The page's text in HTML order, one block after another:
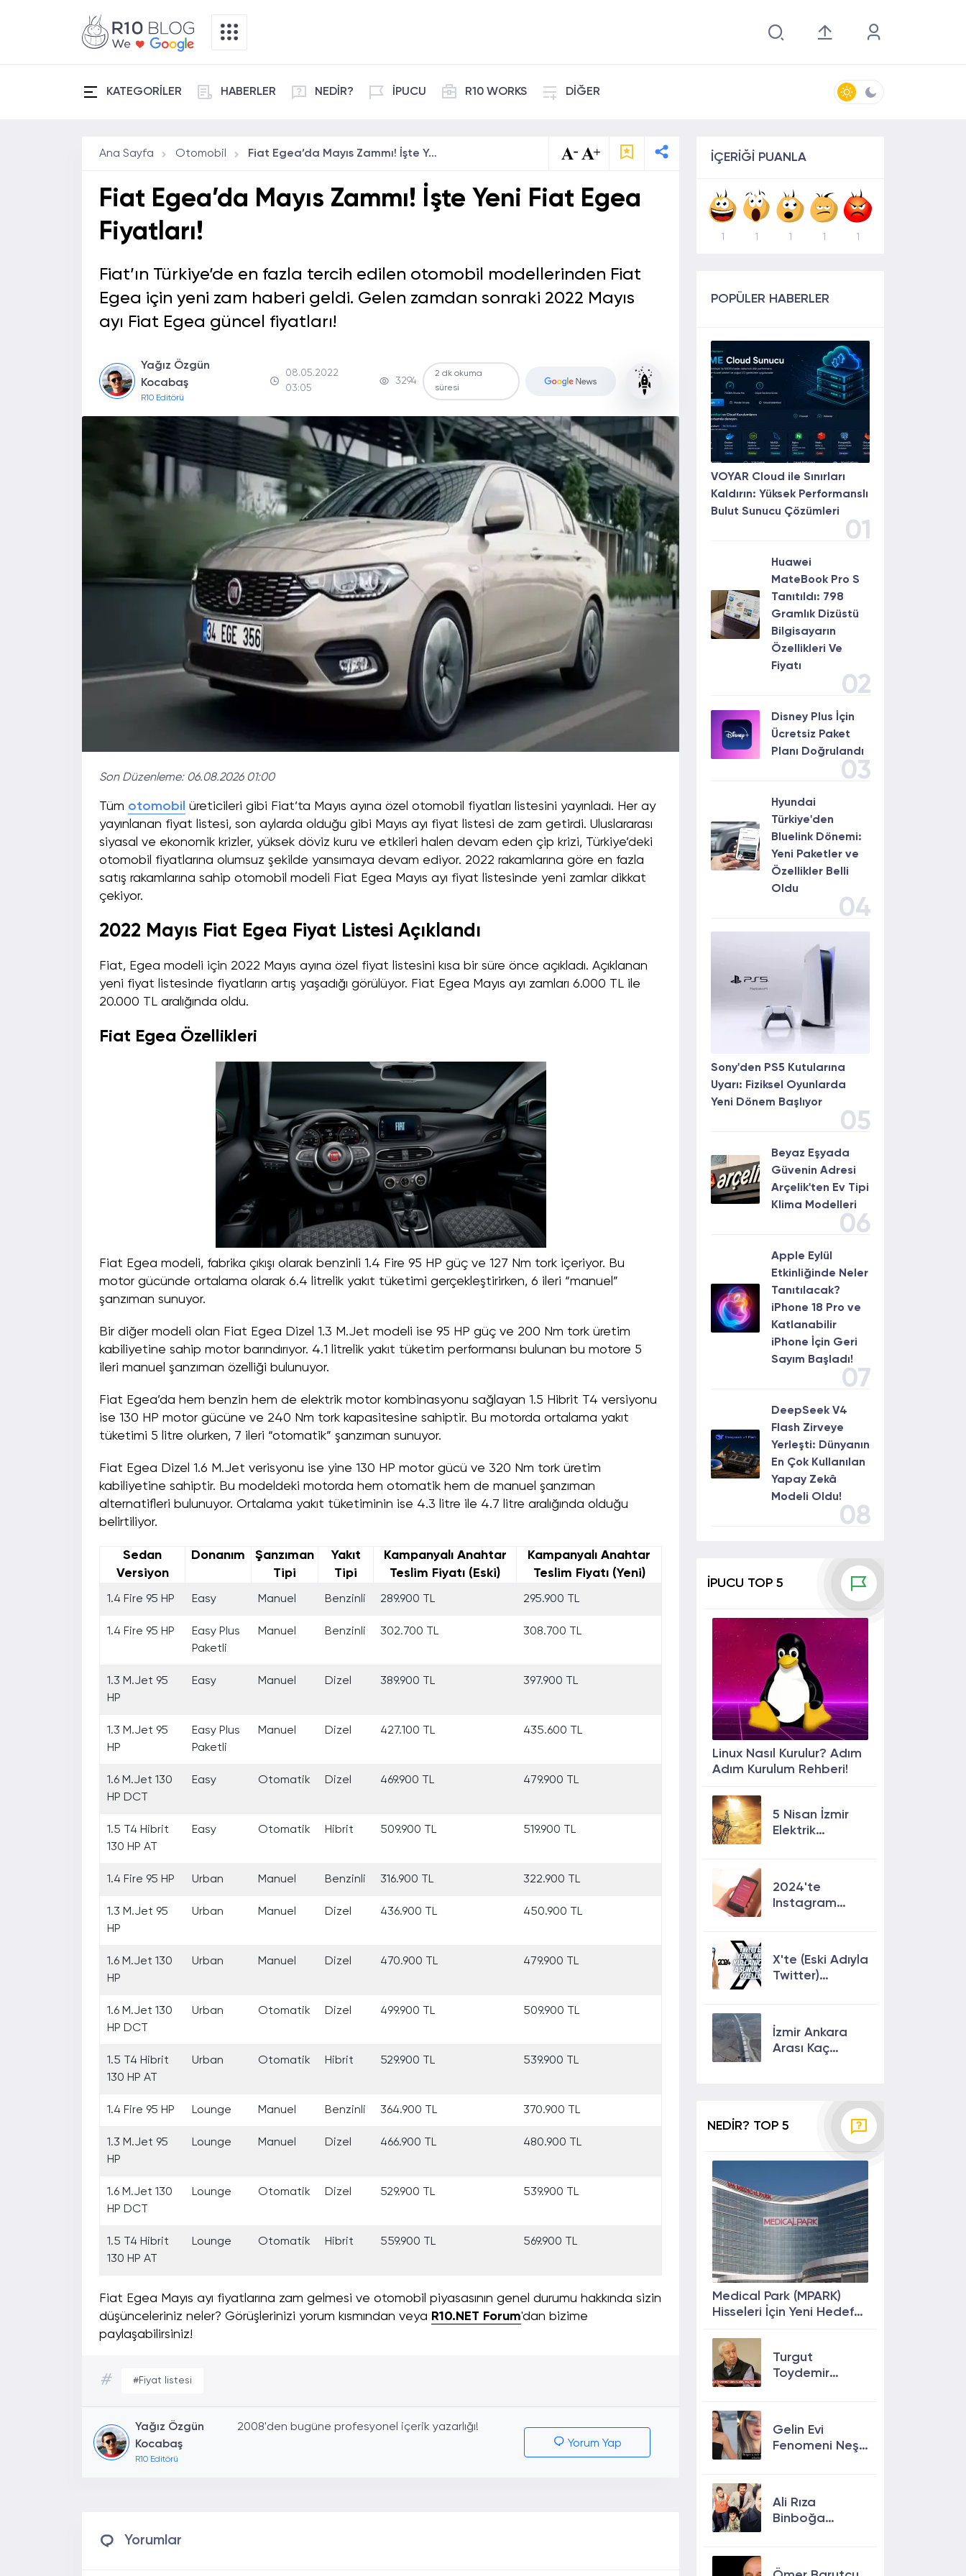
KATEGORİLER HABERLER NEDİR? İPUCU R10 WORKS DİĞER
Ana Sayfa Otomobil Fiat Egea’da Mayıs Zammı! İşte Yeni Fiat Egea Fiyatları!
Fiat Egea’da Mayıs Zammı! İşte Yeni Fiat Egea
Fiyatları!
Fiat’ın Türkiye’de en fazla tercih edilen otomobil modellerinden Fiat
Egea için yeni zam haberi geldi. Gelen zamdan sonraki 2022 Mayıs
ayı Fiat Egea güncel fiyatları!
Yağız Özgün
Kocabaş
R10 Editörü
08.05.2022
03:05
3294
2 dk okuma
süresi
Son Düzenleme: 06.08.2026 01:00
Tüm otomobil üreticileri gibi Fiat’ta Mayıs ayına özel otomobil fiyatları listesini yayınladı. Her ay
yayınlanan fiyat listesi, son aylarda olduğu gibi Mayıs ayı fiyat listesi de zam getirdi. Uluslararası
siyasal ve ekonomik krizler, yüksek döviz kuru ve etkileri halen devam eden çip krizi, Türkiye’deki
otomobil fiyatlarına olumsuz şekilde yansımaya devam ediyor. 2022 rakamlarına göre en fazla
satış rakamlarına sahip otomobil modeli Fiat Egea Mayıs ayı fiyat listesinde yeni zamlar dikkat
çekiyor.
2022 Mayıs Fiat Egea Fiyat Listesi Açıklandı
Fiat, Egea modeli için 2022 Mayıs ayına özel fiyat listesini kısa bir süre önce açıkladı. Açıklanan
yeni fiyat listesinde fiyatların artış yaşadığı görülüyor. Fiat Egea Mayıs ayı zamları 6.000 TL ile
20.000 TL aralığında oldu.
Fiat Egea Özellikleri
Fiat Egea modeli, fabrika çıkışı olarak benzinli 1.4 Fire 95 HP güç ve 127 Nm tork içeriyor. Bu
motor gücünde ortalama olarak 6.4 litrelik yakıt tüketimi gerçekleştirirken, 6 ileri “manuel”
şanzıman sunuyor.
Bir diğer modeli olan Fiat Egea Dizel 1.3 M.Jet modeli ise 95 HP güç ve 200 Nm tork üretim
kabiliyetine sahip motor barındırıyor. 4.1 litrelik yakıt tüketim performansı bulunan bu motore 5
ileri manuel şanzıman özelliği bulunuyor.
Fiat Egea’da hem benzin hem de elektrik motor kombinasyonu sağlayan 1.5 Hibrit T4 versiyonu
ise 130 HP motor gücüne ve 240 Nm tork kapasitesine sahiptir. Bu motorda ortalama yakıt
tüketimi 5 litre olurken, 7 ileri “otomatik” şanzıman sunuyor.
Fiat Egea Dizel 1.6 M.Jet verisyonu ise yine 130 HP motor gücü ve 320 Nm tork üretim
kabiliyetine sahiptir. Bu modeldeki motorda hem otomatik hem de manuel şanzıman
alternatifleri bulunuyor. Ortalama yakıt tüketiminin ise 4.3 litre ile 4.7 litre aralığında olduğu
belirtiliyor.
Sedan
Versiyon
Donanım
Şanzıman
Tipi
Yakıt
Tipi
Kampanyalı Anahtar
Teslim Fiyatı (Eski)
Kampanyalı Anahtar
Teslim Fiyatı (Yeni)
1.4 Fire 95 HP Easy Manuel Benzinli 289.900 TL 295.900 TL
1.4 Fire 95 HP
Easy Plus
Paketli
Manuel Benzinli 302.700 TL 308.700 TL
1.3 M.Jet 95
HP
Easy Manuel Dizel 389.900 TL 397.900 TL
1.3 M.Jet 95
HP
Easy Plus
Paketli
Manuel Dizel 427.100 TL 435.600 TL
1.6 M.Jet 130
HP DCT
Easy Otomatik Dizel 469.900 TL 479.900 TL
1.5 T4 Hibrit
130 HP AT
Easy Otomatik Hibrit 509.900 TL 519.900 TL
1.4 Fire 95 HP Urban Manuel Benzinli 316.900 TL 322.900 TL
1.3 M.Jet 95
HP
Urban Manuel Dizel 436.900 TL 450.900 TL
1.6 M.Jet 130
HP
Urban Manuel Dizel 470.900 TL 479.900 TL
1.6 M.Jet 130
HP DCT
Urban Otomatik Dizel 499.900 TL 509.900 TL
1.5 T4 Hibrit
130 HP AT
Urban Otomatik Hibrit 529.900 TL 539.900 TL
1.4 Fire 95 HP Lounge Manuel Benzinli 364.900 TL 370.900 TL
1.3 M.Jet 95
HP
Lounge Manuel Dizel 466.900 TL 480.900 TL
1.6 M.Jet 130
HP DCT
Lounge Otomatik Dizel 529.900 TL 539.900 TL
1.5 T4 Hibrit
130 HP AT
Lounge Otomatik Hibrit 559.900 TL 569.900 TL
Fiat Egea Mayıs ayı fiyatlarına zam gelmesi ve otomobil piyasasının genel durumu hakkında sizin
düşünceleriniz neler? Görüşlerinizi yorum kısmından veya R10.NET Forum'dan bizime
paylaşabilirsiniz!
# #Fiyat listesi
Yağız Özgün
Kocabaş
R10 Editörü
2008'den bugüne profesyonel içerik yazarlığı!
Yorum Yap
Yorumlar
İÇERİĞİ PUANLA
1 1 1 1 1
POPÜLER HABERLER
VOYAR Cloud ile Sınırları
Kaldırın: Yüksek Performanslı
Bulut Sunucu Çözümleri
01
Huawei
MateBook Pro S
Tanıtıldı: 798
Gramlık Dizüstü
Bilgisayarın
Özellikleri Ve
Fiyatı
02
Disney Plus İçin
Ücretsiz Paket
Planı Doğrulandı
03
Hyundai
Türkiye'den
Bluelink Dönemi:
Yeni Paketler ve
Özellikler Belli
Oldu
04
Sony'den PS5 Kutularına
Uyarı: Fiziksel Oyunlarda
Yeni Dönem Başlıyor
05
Beyaz Eşyada
Güvenin Adresi
Arçelik'ten Ev Tipi
Klima Modelleri
06
Apple Eylül
Etkinliğinde Neler
Tanıtılacak?
iPhone 18 Pro ve
Katlanabilir
iPhone İçin Geri
Sayım Başladı!
07
DeepSeek V4
Flash Zirveye
Yerleşti: Dünyanın
En Çok Kullanılan
Yapay Zekâ
Modeli Oldu!
08
İPUCU TOP 5
Linux Nasıl Kurulur? Adım
Adım Kurulum Rehberi!
5 Nisan İzmir
Elektrik
2024'te
Instagram
Etkili Yolları!
X'te (Eski Adıyla
Twitter)
Sunulan Son
Özellikler 2024
İzmir Ankara
Arası Kaç
NEDİR? TOP 5
Medical Park (MPARK)
Hisseleri İçin Yeni Hedef
Potansiyeli
Turgut
Toydemir
Gelin Evi
Fenomeni Neşe
neden öldü?
Ali Rıza
Binboğa
Kalmasın